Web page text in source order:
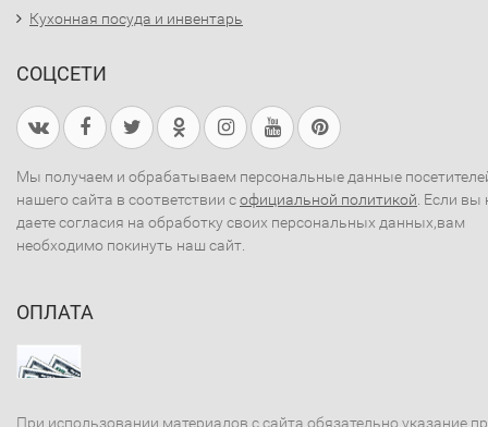
Кухонная посуда и инвентарь
СОЦСЕТИ
Мы получаем и обрабатываем персональные данные
нашего сайта в соответствии софициальной политикой . Если вы
даете согласия на обработку своих персональных данных,вам
необходимо покинуть наш сайт.
ОПЛАТА
При использовании материалов с сайта обязательно указание